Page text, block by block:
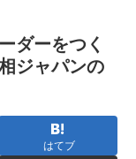
ダーをつく
ジャパンの
はてブ